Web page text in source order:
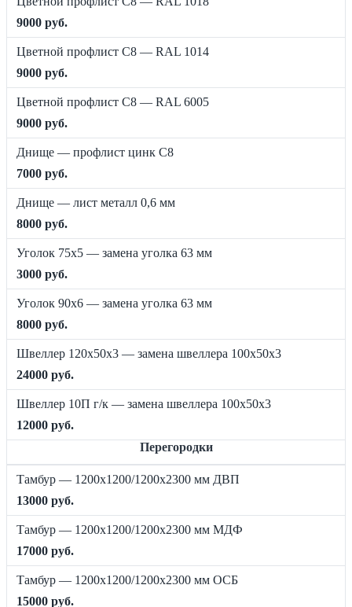
9000 руб.
Цветной профлист C8 — RAL 1014
9000 руб.
Цветной профлист C8 — RAL 6005
9000 руб.
Днище — профлист цинк C8
7000 руб.
Днище — лист металл 0,6 мм
8000 руб.
Уголок 75х5 — замена уголка 63 мм
3000 руб.
Уголок 90х6 — замена уголка 63 мм
8000 руб.
Швеллер 120х50х3 — замена швеллера 100х50х3
24000 руб.
Швеллер 10П г/к — замена швеллера 100х50х3
12000 руб.
Перегородки
Тамбур — 1200х1200/1200х2300 мм ДВП
13000 руб.
Тамбур — 1200х1200/1200х2300 мм МДФ
17000 руб.
Тамбур — 1200х1200/1200х2300 мм ОСБ
15000 руб.